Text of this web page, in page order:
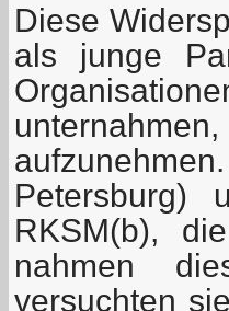
Diese
als junge
Petersburg)
RKSM(b),
nahmen
versuchten